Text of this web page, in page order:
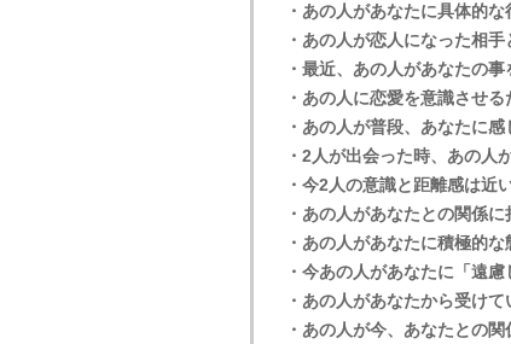
・あの人があなたに具体的な
・あの人が恋人になった相
・最近、あの人があなたの
・あの人に恋愛を意識させ
・あの人が普段、あなたに
・2人が出会った時、あの人
・今2人の意識と距離感は近
・あの人があなたとの関係に
・あの人があなたに積極的
・今あの人があなたに「遠
・あの人があなたから受けて
・あの人が今、あなたとの